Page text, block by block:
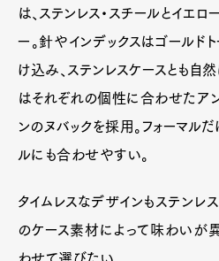
は、ステンレス・スチールとイエ
ー。針やインデックスはゴールド
け込み、ステンレスケースとも自
はそれぞれの個性に合わせたアン
ンのヌバックを採用。フォーマルだ
ルにも合わせやすい。
タイムレスなデザインもステンレ
のケース素材によって味わいが